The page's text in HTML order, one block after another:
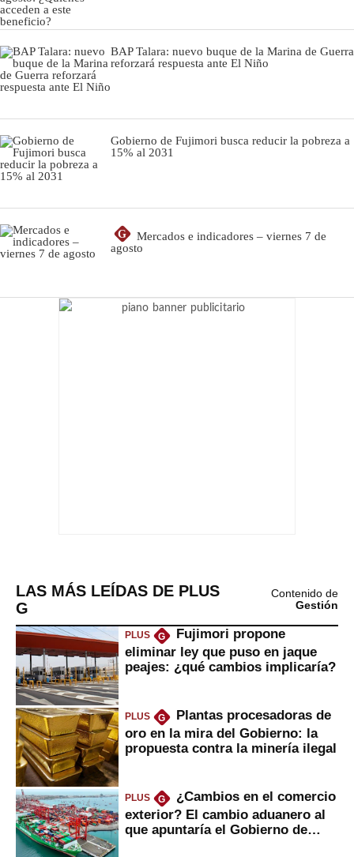
BAP Talara: nuevo buque de la Marina de Guerra
reforzará respuesta ante El Niño
Gobierno de Fujimori busca reducir la pobreza a
15% al 2031
G
Mercados e indicadores – viernes 7 de
agosto
LAS MÁS LEÍDAS DE PLUS
G
Contenido de
Gestión
PLUS G
Fujimori propone
eliminar ley que puso en jaque
peajes: ¿qué cambios implicaría?
PLUS G
Plantas procesadoras de
oro en la mira del Gobierno: la
propuesta contra la minería ilegal
PLUS G
¿Cambios en el comercio
exterior? El cambio aduanero al
que apuntaría el Gobierno de